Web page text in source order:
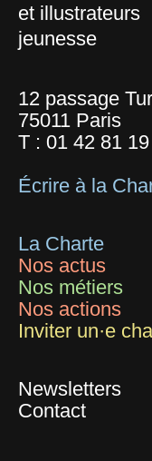
et illustrateurs
jeunesse
12 passage
75011 Paris
T : 01 42 81
Écrire à la
La Charte
Nos actus
Nos métiers
Nos actions
Inviter un·e
Newsletters
Contact